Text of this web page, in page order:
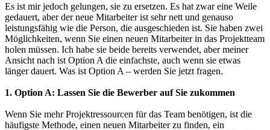
Es ist mir jedoch gelungen, sie zu ersetzen. Es hat zwar eine Weile
gedauert, aber der neue Mitarbeiter ist sehr nett und genauso
leistungsfähig wie die Person, die ausgeschieden ist. Sie haben zwei
Möglichkeiten, wenn Sie einen neuen Mitarbeiter in das Projektteam
holen müssen. Ich habe sie beide bereits verwendet, aber meiner
Ansicht nach ist Option A die einfachste, auch wenn sie etwas
länger dauert. Was ist Option A – werden Sie jetzt fragen.
1. Option A: Lassen Sie die Bewerber auf Sie zukommen
Wenn Sie mehr Projektressourcen für das Team benötigen, ist die
häufigste Methode, einen neuen Mitarbeiter zu finden, ein